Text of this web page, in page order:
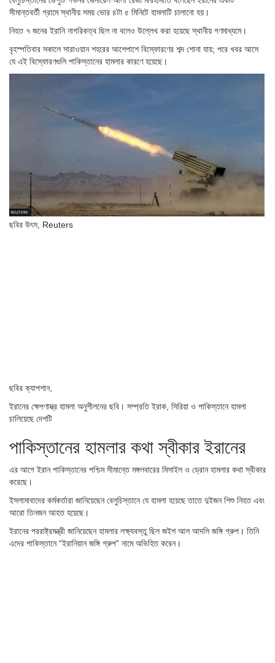
সীমান্তবর্তী গ্রামে স্থানীয় সময় ভোর ৪টা ৫ মিনিটে হামলাটি চালানো হয়।
নিহত ৭ জনের ইরানি নাগরিকত্ব ছিল না বলেও উল্লেখ করা হয়েছে স্থানীয় গণমাধ্যমে।
বৃহস্পতিবার সকালে সারাওয়ান শহরের আশেপাশে বিস্ফোরণের শব্দ শোনা যায়; পরে খবর আসে
যে এই বিস্ফোরণগুলি পাকিস্তানের হামলার কারণে হয়েছে।
ছবির উৎস, Reuters
ছবির ক্যাপশান,
ইরানের ক্ষেপণাস্ত্র হামলা অনুশীলনের ছবি। সম্প্রতি ইরাক, সিরিয়া ও পাকিস্তানে হামলা
চালিয়েছে দেশটি
পাকিস্তানের হামলার কথা স্বীকার ইরানের
এর আগে ইরান পাকিস্তানের পশ্চিম সীমান্তে মঙ্গলবারের মিসাইল ও ড্রোন হামলার কথা স্বীকার
করেছে।
ইসলামাবাদের কর্মকর্তারা জানিয়েছেন বেলুচিস্তানে যে হামলা হয়েছে তাতে দুইজন শিশু নিহত এবং
আরো তিনজন আহত হয়েছে।
ইরানের পররাষ্ট্রমন্ত্রী জানিয়েছেন হামলার লক্ষ্যবস্তু ছিল জইশ আল আদলি জঙ্গি গ্রুপ। তিনি
এদের পাকিস্তানে “ইরানিয়ান জঙ্গি গ্রুপ” নামে অভিহিত করেন।